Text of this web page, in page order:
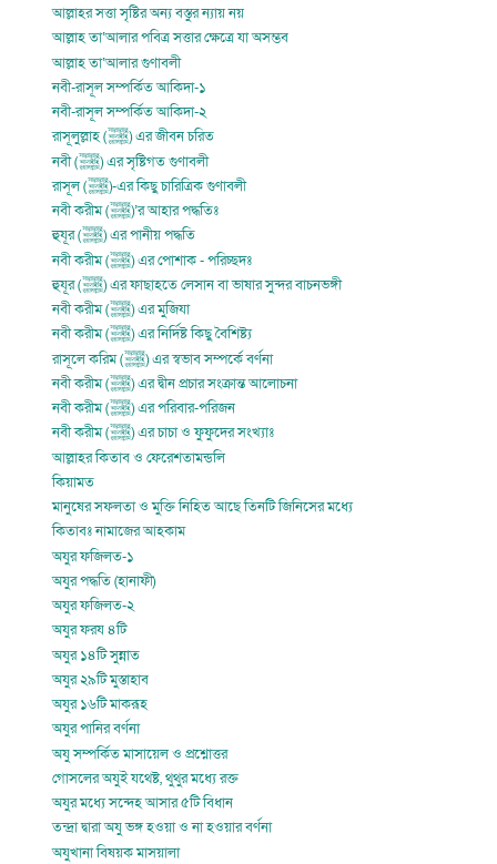
আল্লাহর সত্তা সৃষ্টির অন্য বস্তুর ন্যায় নয়
আল্লাহ তা‘আলার পবিত্র সত্তার ক্ষেত্রে যা অসম্ভব
আল্লাহ তা‘আলার গুণাবলী
নবী-রাসূল সম্পর্কিত আকিদা-১
নবী-রাসূল সম্পর্কিত আকিদা-২
রাসূলুল্লাহ (ﷺ) এর জীবন চরিত
নবী (ﷺ) এর সৃষ্টিগত গুণাবলী
রাসূল (ﷺ)-এর কিছু চারিত্রিক গুণাবলী
নবী করীম (ﷺ)’র আহার পদ্ধতিঃ
হুযূর (ﷺ) এর পানীয় পদ্ধতি
নবী করীম (ﷺ) এর পোশাক - পরিচ্ছদঃ
হুযূর (ﷺ) এর ফাছাহতে লেসান বা ভাষার সুন্দর বাচনভঙ্গী
নবী করীম (ﷺ) এর মুজিযা
নবী করীম (ﷺ) এর নির্দিষ্ট কিছু বৈশিষ্ট্য
রাসূলে করিম (ﷺ) এর স্বভাব সম্পর্কে বর্ণনা
নবী করীম (ﷺ) এর দ্বীন প্রচার সংক্রান্ত আলোচনা
নবী করীম (ﷺ) এর পরিবার-পরিজন
নবী করীম (ﷺ) এর চাচা ও ফুফুদের সংখ্যাঃ
আল্লাহর কিতাব ও ফেরেশতামন্ডলি
কিয়ামত
মানুষের সফলতা ও মুক্তি নিহিত আছে তিনটি জিনিসের মধ্যে
কিতাবঃ নামাজের আহকাম
অযুর ফজিলত-১
অযুর পদ্ধতি (হানাফী)
অযুর ফজিলত-২
অযুর ফরয ৪টি
অযুর ১৪টি সুন্নাত
অযুর ২৯টি মুস্তাহাব
অযুর ১৬টি মাকরূহ
অযুর পানির বর্ণনা
অযু সম্পর্কিত মাসায়েল ও প্রশ্নোত্তর
গোসলের অযুই যথেষ্ট, থুথুর মধ্যে রক্ত
অযুর মধ্যে সন্দেহ আসার ৫টি বিধান
তন্দ্রা দ্বারা অযু ভঙ্গ হওয়া ও না হওয়ার বর্ণনা
অযুখানা বিষয়ক মাসয়ালা